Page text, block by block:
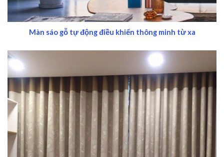
Màn sáo gỗ tự động điều khiển thông minh từ xa